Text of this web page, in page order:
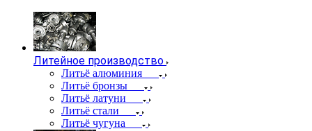
Литейное производство
Литьё алюминия
Литьё бронзы
Литьё латуни
Литьё стали
Литьё чугуна